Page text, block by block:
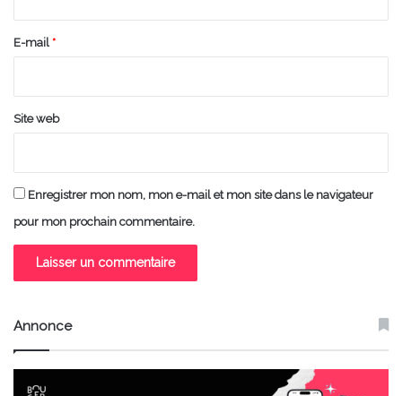
e
E-mail *
Site web
Enregistrer mon nom, mon e-mail et mon site dans le navigateur
pour mon prochain commentaire.
Annonce